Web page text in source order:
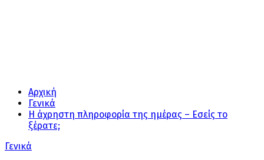
Αρχική
Γενικά
Η άχρηστη πληροφορία της ημέρας – Εσείς το
ξέρατε;
Γενικά